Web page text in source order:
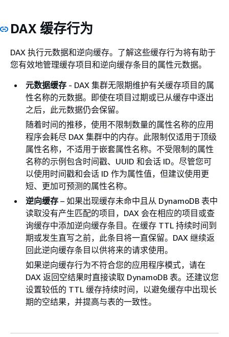
DAX 缓存行为
DAX 执行元数据和逆向缓存。了解这些缓存行为将有助于
您有效地管理缓存项目和逆向缓存条目的属性元数据。
元数据缓存 - DAX 集群无限期维护有关缓存项目的属
性名称的元数据。即使在项目过期或已从缓存中逐出
之后，此元数据仍会保留。
随着时间的推移，使用不限制数量的属性名称的应用
程序会耗尽 DAX 集群中的内存。此限制仅适用于顶级
属性名称，不适用于嵌套属性名称。不受限制的属性
名称的示例包含时间戳、UUID 和会话 ID。尽管您可
以使用时间戳和会话 ID 作为属性值，但建议使用更
短、更加可预测的属性名称。
逆向缓存 – 如果出现缓存未命中且从 DynamoDB 表中
读取没有产生匹配的项目，DAX 会在相应的项目或查
询缓存中添加逆向缓存条目。在缓存 TTL 持续时间到
期或发生直写之前，此条目将一直保留。DAX 继续返
回此逆向缓存条目以供将来的请求使用。
如果逆向缓存行为不符合您的应用程序模式，请在
DAX 返回空结果时直接读取 DynamoDB 表。还建议您
设置较低的 TTL 缓存持续时间，以避免缓存中出现长
期的空结果，并提高与表的一致性。